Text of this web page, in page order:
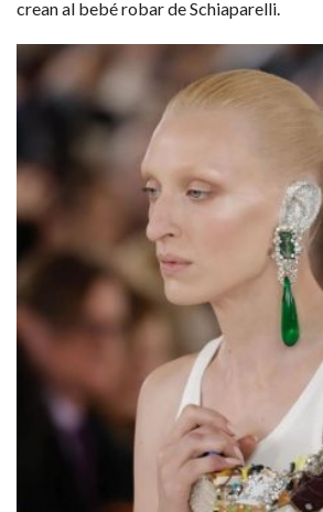
crean al bebé robar de Schiaparelli.